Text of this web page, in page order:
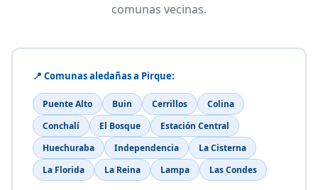
comunas vecinas.
📍 Comunas aledañas a Pirque:
Puente Alto Buin Cerrillos
Colina
Conchalí
El Bosque
Estación Central
Huechuraba
Independencia
La Cisterna
La Florida
La Reina Lampa Las Condes